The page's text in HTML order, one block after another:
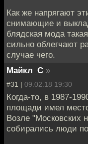
Как же напрягают
снимающие и
блядская мода
сильно облегчают
случае чего.
Майкл_С »
#31 | 09.02.18 19:30
Когда-то, в 1987-
площади имел
Возле "Московских
собирались люди